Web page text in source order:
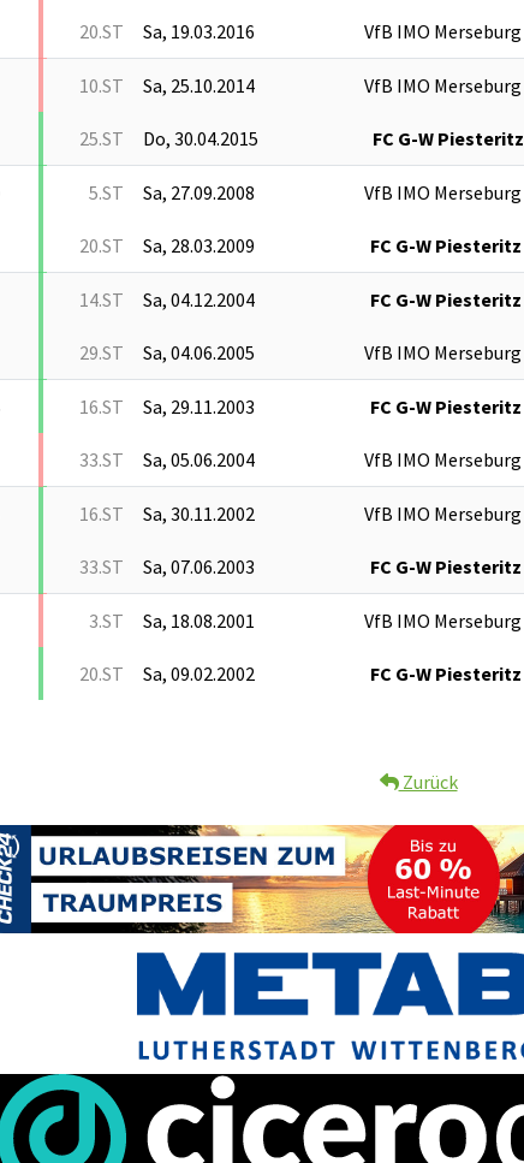
20.ST Sa, 19.03.2016 VfB IMO Merseburg
10.ST Sa, 25.10.2014 VfB IMO Merseburg
25.ST Do, 30.04.2015 FC G-W Piesteritz
5.ST Sa, 27.09.2008 VfB IMO Merseburg
20.ST Sa, 28.03.2009 FC G-W Piesteritz
14.ST Sa, 04.12.2004 FC G-W Piesteritz
29.ST Sa, 04.06.2005 VfB IMO Merseburg
16.ST Sa, 29.11.2003 FC G-W Piesteritz
33.ST Sa, 05.06.2004 VfB IMO Merseburg
16.ST Sa, 30.11.2002 VfB IMO Merseburg
33.ST Sa, 07.06.2003 FC G-W Piesteritz
3.ST Sa, 18.08.2001 VfB IMO Merseburg
20.ST Sa, 09.02.2002 FC G-W Piesteritz
Zurück